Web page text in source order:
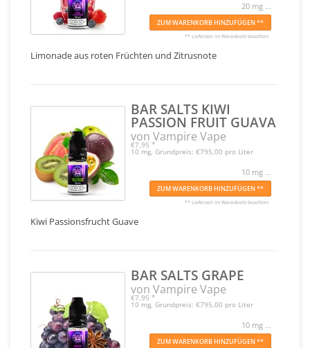
20 mg ...
ZUM WARENKORB HINZUFÜGEN **
** Lieferzeit im Warenkorb beachten
Limonade aus roten Früchten und Zitrusnote
BAR SALTS KIWI
PASSION FRUIT GUAVA
von Vampire Vape
€7,95 *
10 mg, Grundpreis: €795,00 pro Liter
10 mg ...
ZUM WARENKORB HINZUFÜGEN **
** Lieferzeit im Warenkorb beachten
Kiwi Passionsfrucht Guave
BAR SALTS GRAPE
von Vampire Vape
€7,95 *
10 mg, Grundpreis: €795,00 pro Liter
10 mg ...
ZUM WARENKORB HINZUFÜGEN **